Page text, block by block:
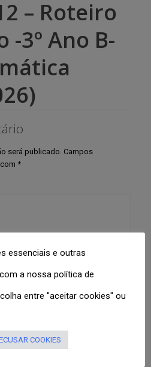
– Roteiro
-3º Ano B-
será publicado. Campos
*
essenciais e outras
a nossa política de
entre "aceitar cookies" ou
COOKIES